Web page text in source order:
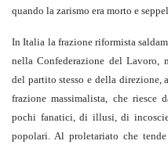
quando la zarismo era morto e
In Italia la frazione riformista
nella Confederazione del Lavoro,
del partito stesso e della direzione,
frazione massimalista, che
pochi fanatici, di illusi, di
popolari. Al proletariato che